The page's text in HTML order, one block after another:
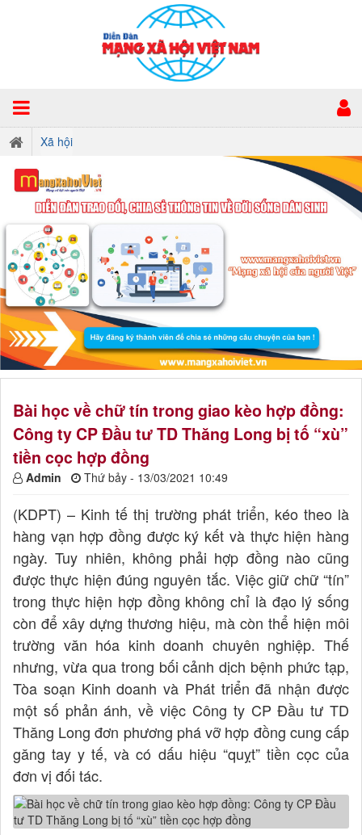
Xã hội
Bài học về chữ tín trong giao kèo hợp đồng:
Công ty CP Đầu tư TD Thăng Long bị tố “xù”
tiền cọc hợp đồng
Admin Thứ bảy - 13/03/2021 10:49
(KDPT) – Kinh tế thị trường phát triển, kéo theo là
hàng vạn hợp đồng được ký kết và thực hiện hàng
ngày. Tuy nhiên, không phải hợp đồng nào cũng
được thực hiện đúng nguyên tắc. Việc giữ chữ “tín”
trong thực hiện hợp đồng không chỉ là đạo lý sống
còn để xây dựng thương hiệu, mà còn thể hiện môi
trường văn hóa kinh doanh chuyên nghiệp. Thế
nhưng, vừa qua trong bối cảnh dịch bệnh phức tạp,
Tòa soạn Kinh doanh và Phát triển đã nhận được
một số phản ánh, về việc Công ty CP Đầu tư TD
Thăng Long đơn phương phá vỡ hợp đồng cung cấp
găng tay y tế, và có dấu hiệu “quỵt” tiền cọc của
đơn vị đối tác.